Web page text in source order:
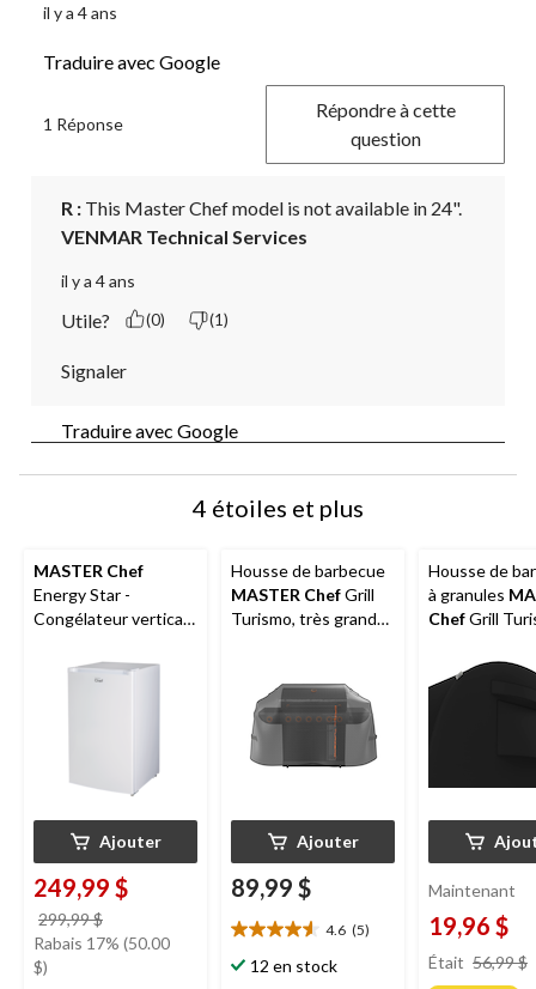
il y a 4 ans
Traduire avec Google
1 Réponse
Répondre à cette
question
R : This Master Chef model is not available in 24".
VENMAR Technical Services
il y a 4 ans
Utile? (0) (1)
Signaler
Traduire avec Google
4 étoiles et plus
MASTER Chef
Energy Star -
Congélateur vertical
pi³, blanc
Ajouter
249,99 $
299,99 $
était
Rabais 17% (50.00
$)
Housse de barbecue
MASTER ChefGrill
Turismo, très grande,
fissures, noir
Ajouter
89,99 $
4.6 (5)
4.6
étoile(s)
12 en stock
Housse de
à granules
ChefGrill
ventilées
Maintenant
19,96 $
Était 56,99 $